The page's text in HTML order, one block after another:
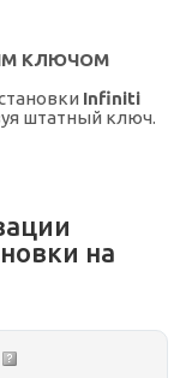
КЛЮЧОМ
Infiniti
штатный ключ.
на